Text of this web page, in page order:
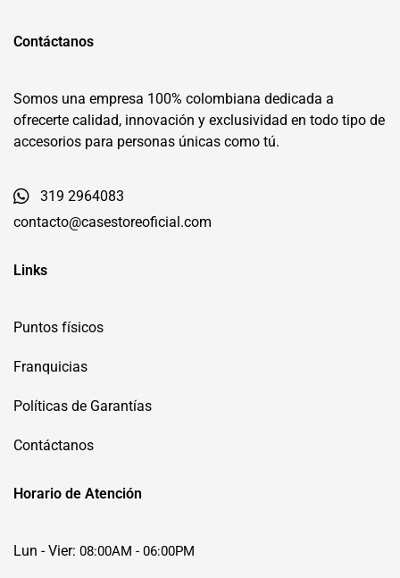
Contáctanos
Somos una empresa 100% colombiana dedicada a
ofrecerte calidad, innovación y exclusividad en todo tipo de
accesorios para personas únicas como tú.
319 2964083
contacto@casestoreoficial.com
Links
Puntos físicos
Franquicias
Políticas de Garantías
Contáctanos
Horario de Atención
Lun - Vier: 08:00AM - 06:00PM